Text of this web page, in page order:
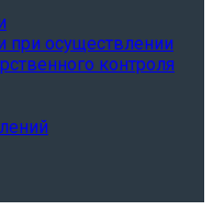
при осуществлении
контроля